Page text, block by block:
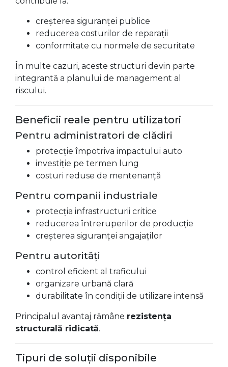
creșterea siguranței publice
reducerea costurilor de reparații
conformitate cu normele de securitate
În multe cazuri, aceste structuri devin parte
integrantă a planului de management al
riscului.
Beneficii reale pentru utilizatori
Pentru administratori de clădiri
protecție împotriva impactului auto
investiție pe termen lung
costuri reduse de mentenanță
Pentru companii industriale
protecția infrastructurii critice
reducerea întreruperilor de producție
creșterea siguranței angajaților
Pentru autorități
control eficient al traficului
organizare urbană clară
durabilitate în condiții de utilizare intensă
Principalul avantaj rămâne rezistența
structurală ridicată.
Tipuri de soluții disponibile